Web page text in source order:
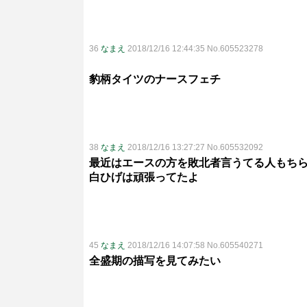
36 なまえ 2018/12/16 12:44:35 No.605523278
豹柄タイツのナースフェチ
38 なまえ 2018/12/16 13:27:27 No.605532092
最近はエースの方を敗北者言うてる人もち
白ひげは頑張ってたよ
45 なまえ 2018/12/16 14:07:58 No.605540271
全盛期の描写を見てみたい